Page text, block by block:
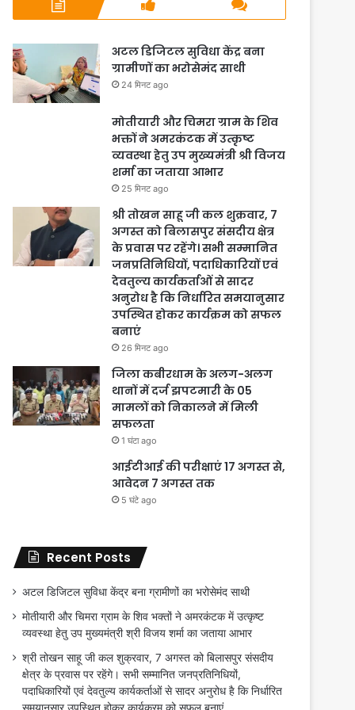
अटल डिजिटल सुविधा केंद्र बना
ग्रामीणों का भरोसेमंद साथी
24 मिनट ago
मोतीयारी और चिमरा ग्राम के शिव
भक्तों ने अमरकंटक में उत्कृष्ट
व्यवस्था हेतु उप मुख्यमंत्री श्री विजय
शर्मा का जताया आभार
25 मिनट ago
श्री तोखन साहू जी कल शुक्रवार, 7
अगस्त को बिलासपुर संसदीय क्षेत्र
के प्रवास पर रहेंगे। सभी सम्मानित
जनप्रतिनिधियों, पदाधिकारियों एवं
देवतुल्य कार्यकर्ताओं से सादर
अनुरोध है कि निर्धारित समयानुसार
उपस्थित होकर कार्यक्रम को सफल
बनाएं
26 मिनट ago
जिला कबीरधाम के अलग-अलग
थानों में दर्ज झपटमारी के 05
मामलों को निकालने में मिली
सफलता
1 घंटा ago
आईटीआई की परीक्षाएं 17 अगस्त से,
आवेदन 7 अगस्त तक
5 घंटे ago
Recent Posts
अटल डिजिटल सुविधा केंद्र बना ग्रामीणों का भरोसेमंद साथी
मोतीयारी और चिमरा ग्राम के शिव भक्तों ने अमरकंटक में उत्कृष्ट
व्यवस्था हेतु उप मुख्यमंत्री श्री विजय शर्मा का जताया आभार
श्री तोखन साहू जी कल शुक्रवार, 7 अगस्त को बिलासपुर संसदीय
क्षेत्र के प्रवास पर रहेंगे। सभी सम्मानित जनप्रतिनिधियों,
पदाधिकारियों एवं देवतुल्य कार्यकर्ताओं से सादर अनुरोध है कि निर्धारित